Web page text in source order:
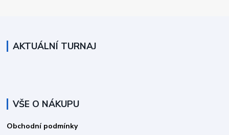
AKTUÁLNÍ TURNAJ
VŠE O NÁKUPU
Obchodní podmínky